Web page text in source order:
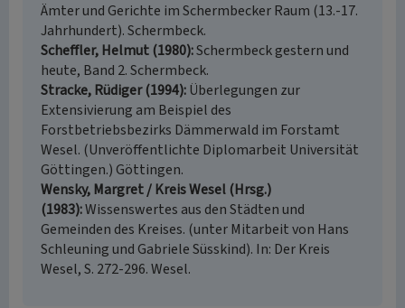
Ämter und Gerichte im Schermbecker Raum (13.-17.
Jahrhundert). Schermbeck.
Scheffler, Helmut (1980) Schermbeck gestern und
heute, Band 2. Schermbeck.
Stracke, Rüdiger (1994) Überlegungen zur
Extensivierung am Beispiel des
Forstbetriebsbezirks Dämmerwald im Forstamt
Wesel. (Unveröffentlichte Diplomarbeit Universität
Göttingen.) Göttingen.
Wensky, Margret / Kreis Wesel (Hrsg.)
(1983) Wissenswertes aus den Städten und
Gemeinden des Kreises. (unter Mitarbeit von Hans
Schleuning und Gabriele Süsskind). In: Der Kreis
Wesel, S. 272-296. Wesel.